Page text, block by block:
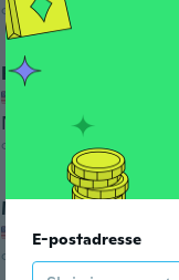
ca. 3 år siden
Rachel Sara
Not real
ca. 3 år siden
Maria
Ble med i 2021
ca. 3 år siden
E-postadresse